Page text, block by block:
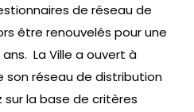
de réseau de
être renouvelés pour une
La Ville a ouvert à
réseau de distribution
la base de critères